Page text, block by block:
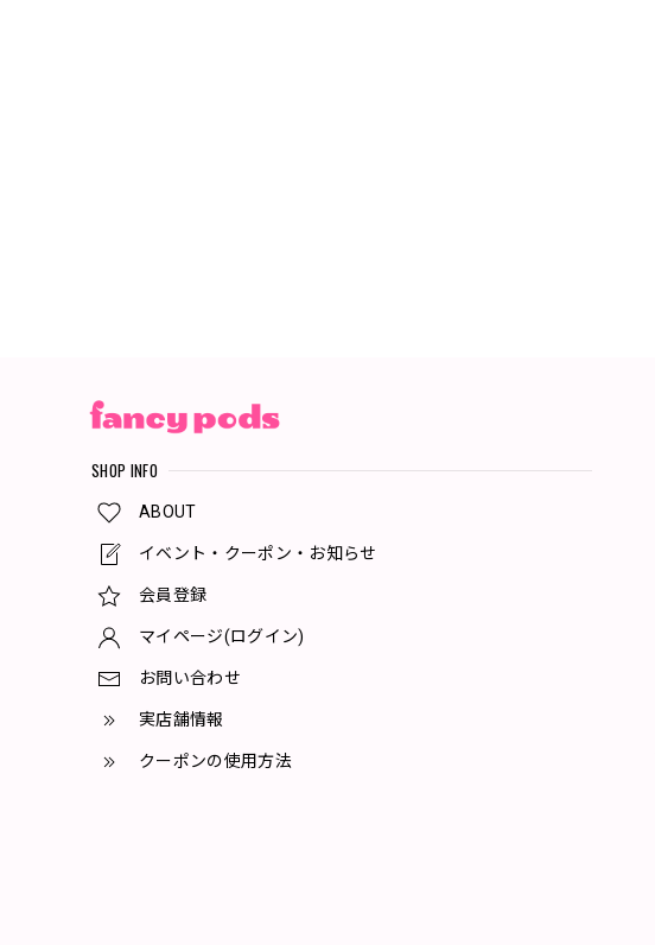
SHOP INFO
ABOUT
イベント・クーポン・お知らせ
会員登録
マイページ(ログイン)
お問い合わせ
実店舗情報
クーポンの使用方法